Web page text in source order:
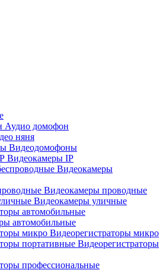
Аудио домофон
няня
Видеодомофоны
Видеокамеры IP
Видеокамеры
Видеокамеры проводные
Видеокамеры уличные
автомобильные
Видеорегистраторы микро
Видеорегистраторы